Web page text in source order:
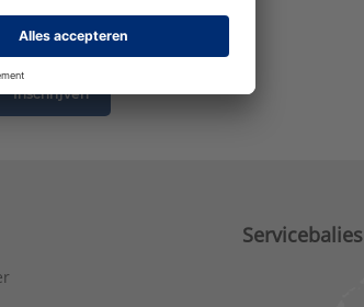
andere interessante zaken?
Inschrijven
Servicebalies